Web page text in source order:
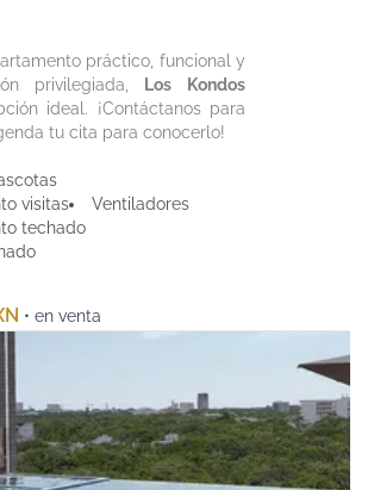
práctico, funcional y
privilegiada,
Los Kondos
ideal. ¡Contáctanos para
tu cita para conocerlo!
visitas
Ventiladores
techado
• en venta